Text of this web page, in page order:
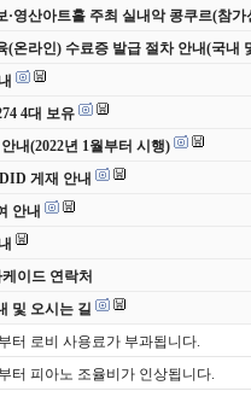
·영산아트홀 주최 실내악 콩쿠르(참
(온라인) 수료증 발급 절차 안내(국내
4대 보유
내(2022년 1월부터 시행)
게재 안내
안내
이드 연락처
및 오시는 길
터 로비 사용료가 부과됩니다.
터 피아노 조율비가 인상됩니다.